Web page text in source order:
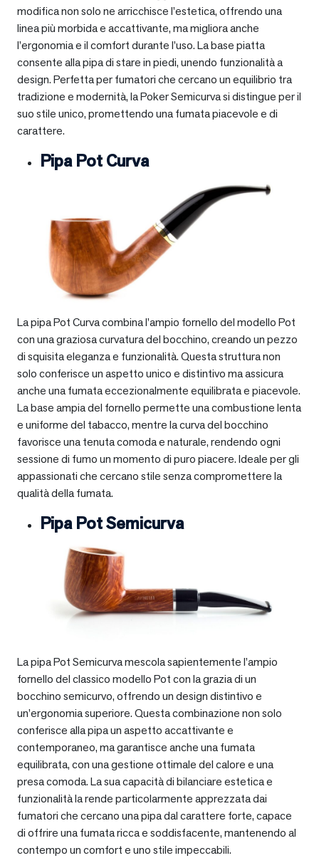
modifica non solo ne arricchisce l’estetica, offrendo una
linea più morbida e accattivante, ma migliora anche
l’ergonomia e il comfort durante l’uso. La base piatta
consente alla pipa di stare in piedi, unendo funzionalità a
design. Perfetta per fumatori che cercano un equilibrio tra
tradizione e modernità, la Poker Semicurva si distingue per il
suo stile unico, promettendo una fumata piacevole e di
carattere.
Pipa Pot Curva
La pipa Pot Curva combina l’ampio fornello del modello Pot
con una graziosa curvatura del bocchino, creando un pezzo
di squisita eleganza e funzionalità. Questa struttura non
solo conferisce un aspetto unico e distintivo ma assicura
anche una fumata eccezionalmente equilibrata e piacevole.
La base ampia del fornello permette una combustione lenta
e uniforme del tabacco, mentre la curva del bocchino
favorisce una tenuta comoda e naturale, rendendo ogni
sessione di fumo un momento di puro piacere. Ideale per gli
appassionati che cercano stile senza compromettere la
qualità della fumata.
Pipa Pot Semicurva
La pipa Pot Semicurva mescola sapientemente l’ampio
fornello del classico modello Pot con la grazia di un
bocchino semicurvo, offrendo un design distintivo e
un’ergonomia superiore. Questa combinazione non solo
conferisce alla pipa un aspetto accattivante e
contemporaneo, ma garantisce anche una fumata
equilibrata, con una gestione ottimale del calore e una
presa comoda. La sua capacità di bilanciare estetica e
funzionalità la rende particolarmente apprezzata dai
fumatori che cercano una pipa dal carattere forte, capace
di offrire una fumata ricca e soddisfacente, mantenendo al
contempo un comfort e uno stile impeccabili.